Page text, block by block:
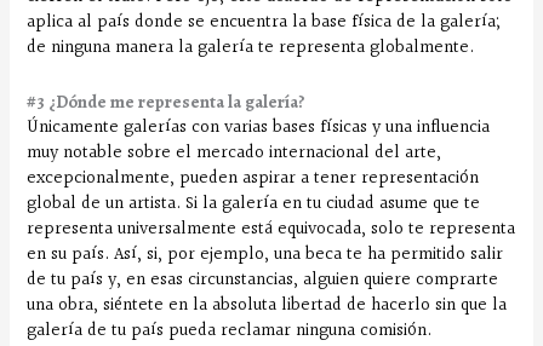
aplica al país donde se encuentra la base física de la galería;
de ninguna manera la galería te representa globalmente.
#3 ¿Dónde me representa la galería?
Únicamente galerías con varias bases físicas y una influencia
muy notable sobre el mercado internacional del arte,
excepcionalmente, pueden aspirar a tener representación
global de un artista. Si la galería en tu ciudad asume que te
representa universalmente está equivocada, solo te representa
en su país. Así, si, por ejemplo, una beca te ha permitido salir
de tu país y, en esas circunstancias, alguien quiere comprarte
una obra, siéntete en la absoluta libertad de hacerlo sin que la
galería de tu país pueda reclamar ninguna comisión.